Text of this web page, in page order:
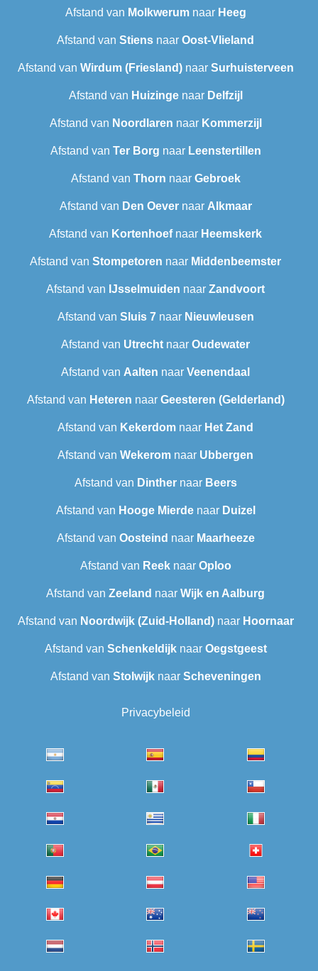
Afstand van Molkwerumnaar Heeg
Afstand van Stiens naar Oost-Vlieland
Afstand van Wirdum (Friesland)naar Surhuisterveen
Afstand van Huizingenaar Delfzijl
Afstand van Noordlaren naar Kommerzijl
Afstand van Ter Borg naar Leenstertillen‎
Afstand van Thorn naar Gebroek
Afstand van Den Oevernaar Alkmaar
Afstand van Kortenhoefnaar Heemskerk
Afstand van Stompetoren naar Middenbeemster
Afstand van IJsselmuiden naar Zandvoort
Afstand van Sluis 7naar Nieuwleusen
Afstand van Utrecht naar Oudewater
Afstand van Aalten naar Veenendaal
Afstand van Heteren naar Geesteren (Gelderland)
Afstand van Kekerdom naar Het Zand
Afstand van Wekerom naar Ubbergen
Afstand van Dinthernaar Beers
Afstand van Hooge Mierdenaar Duizel
Afstand van Oosteind naar Maarheeze
Afstand van Reeknaar Oploo
Afstand van Zeeland naar Wijk en Aalburg
Afstand van Noordwijk (Zuid-Holland)naar Hoornaar
Afstand van Schenkeldijknaar Oegstgeest
Afstand van Stolwijknaar Scheveningen‎
Privacybeleid